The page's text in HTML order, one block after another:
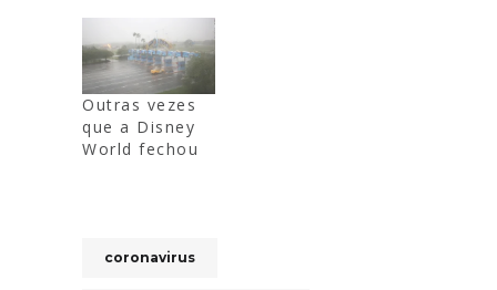
Outras vezes
que a Disney
World fechou
coronavirus